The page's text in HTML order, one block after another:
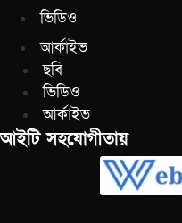
ভিডিও
আর্কাইভ
ছবি
ভিডিও
আর্কাইভ
আইটি সহযোগীতায়